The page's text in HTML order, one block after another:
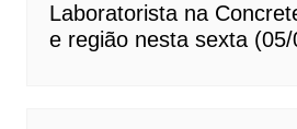
Laboratorista na
e região nesta sexta (05/